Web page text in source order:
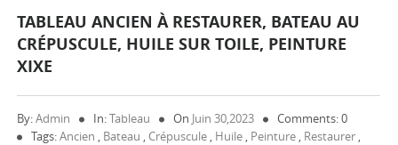
TABLEAU ANCIEN À RESTAURER, BATEAU AU
CRÉPUSCULE, HUILE SUR TOILE, PEINTURE
XIXE
By:Admin In:Tableau On Juin 30,2023
Comments: 0
Tags:Ancien , Bateau , Crépuscule , Huile , Peinture , Restaurer ,